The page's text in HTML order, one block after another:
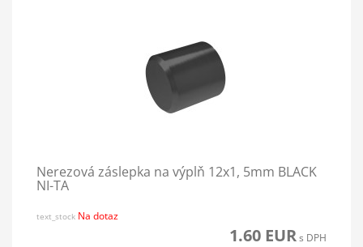
Nerezová záslepka na výplň 12x1, 5mm BLACK
NI-TA
text_stock Na dotaz
1.60 EURs DPH